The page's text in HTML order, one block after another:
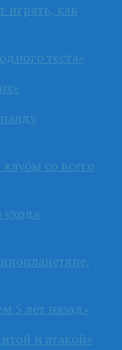
как
теста»
со всего
5 лет назад»
и атакой»